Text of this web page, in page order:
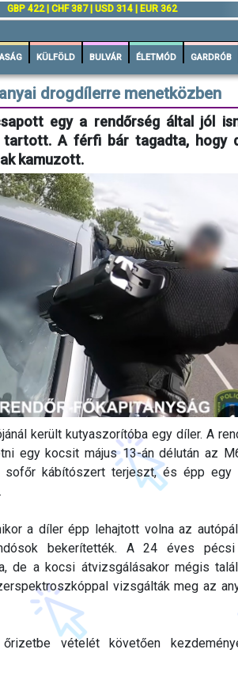
GBP 422 | CHF 387 | USD 314 | EUR 362
KÜLFÖLD BULVÁR ÉLETMÓD GARDRÓB
drogdílerre menetközben
egy a rendőrség által jól
tartott. A férfi bár tagadta, hogy
kamuzott.
került kutyaszorítóba egy díler. A
egy kocsit május 13-án délután az
sofőr kábítószert terjeszt, és épp egy
a díler épp lehajtott volna az
bekerítették. A 24 éves
de a kocsi átvizsgálásakor mégis
vizsgálták meg az
vételét követően